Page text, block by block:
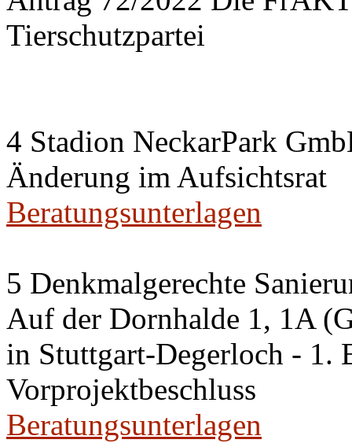
Tierschutzpartei
4 Stadion NeckarPark
Änderung im Aufsichtsrat
Beratungsunterlagen
5 Denkmalgerechte
Auf der Dornhalde 1, 1A
in Stuttgart-Degerloch - 1.
Vorprojektbeschluss
Beratungsunterlagen